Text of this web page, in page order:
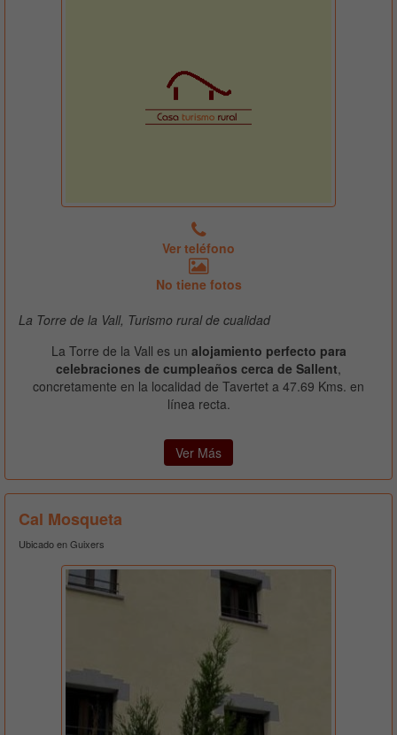
Ver teléfono
No tiene fotos
La Torre de la Vall, Turismo rural de cualidad
La Torre de la Vall es un alojamiento perfecto para
celebraciones de cumpleaños cerca de Sallent,
concretamente en la localidad de Tavertet a 47.69 Kms. en
línea recta.
Ver Más
Cal Mosqueta
Ubicado en Guixers